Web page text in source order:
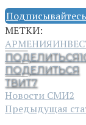
МЕТКИ:
АРМЕНИЯ
ПОДЕЛИТЬСЯ
ПОДЕЛИТЬСЯ
ТВИТ7
Новости СМИ2
Предыдущая